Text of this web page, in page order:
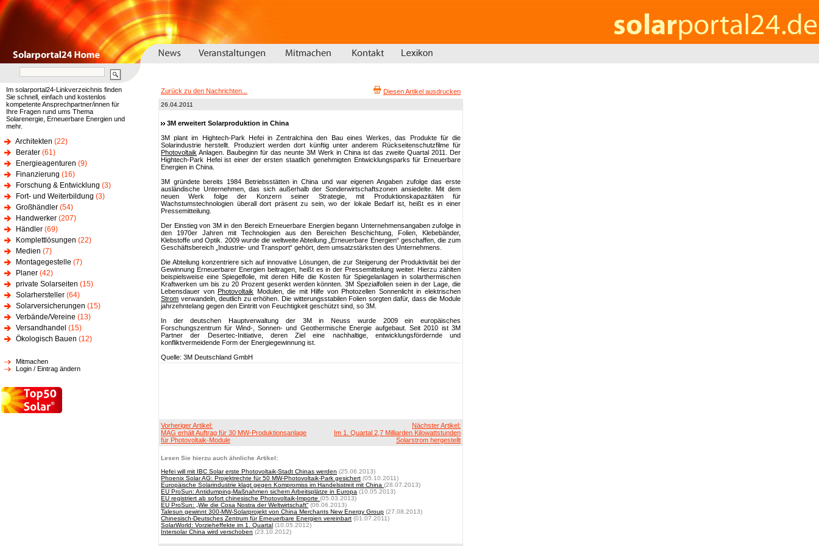
Im solarportal24-Linkverzeichnis finden
Sie schnell, einfach und kostenlos
kompetente Ansprechpartner/innen für
Ihre Fragen rund ums Thema
Solarenergie, Erneuerbare Energien und
mehr.
Architekten (22)
Berater (61)
Energieagenturen (9)
Finanzierung (16)
Forschung & Entwicklung (3)
Fort- und Weiterbildung (3)
Großhändler (54)
Handwerker (207)
Händler (69)
Komplettlösungen (22)
Medien (7)
Montagegestelle (7)
Planer (42)
private Solarseiten (15)
Solarhersteller (64)
Solarversicherungen (15)
Verbände/Vereine (13)
Versandhandel (15)
Ökologisch Bauen (12)
Mitmachen
Login / Eintrag ändern
Zurück zu den Nachrichten... Diesen Artikel ausdrucken
26.04.2011
3M erweitert Solarproduktion in China
3M plant im Hightech-Park Hefei in Zentralchina den Bau eines Werkes, das Produkte für die
Solarindustrie herstellt. Produziert werden dort künftig unter anderem Rückseitenschutzfilme für
Photovoltaik Anlagen. Baubeginn für das neunte 3M Werk in China ist das zweite Quartal 2011. Der
Hightech-Park Hefei ist einer der ersten staatlich genehmigten Entwicklungsparks für Erneuerbare
Energien in China.
3M gründete bereits 1984 Betriebsstätten in China und war eigenen Angaben zufolge das erste
ausländische Unternehmen, das sich außerhalb der Sonderwirtschaftszonen ansiedelte. Mit dem
neuen Werk folge der Konzern seiner Strategie, mit Produktionskapazitäten für
Wachstumstechnologien überall dort präsent zu sein, wo der lokale Bedarf ist, heißt es in einer
Pressemitteilung.
Der Einstieg von 3M in den Bereich Erneuerbare Energien begann Unternehmensangaben zufolge in
den 1970er Jahren mit Technologien aus den Bereichen Beschichtung, Folien, Klebebänder,
Klebstoffe und Optik. 2009 wurde die weltweite Abteilung „Erneuerbare Energien“ geschaffen, die zum
Geschäftsbereich „Industrie- und Transport“ gehört, dem umsatzstärksten des Unternehmens.
Die Abteilung konzentriere sich auf innovative Lösungen, die zur Steigerung der Produktivität bei der
Gewinnung Erneuerbarer Energien beitragen, heißt es in der Pressemitteilung weiter. Hierzu zählten
beispielsweise eine Spiegelfolie, mit deren Hilfe die Kosten für Spiegelanlagen in solarthermischen
Kraftwerken um bis zu 20 Prozent gesenkt werden könnten. 3M Spezialfolien seien in der Lage, die
Lebensdauer vonPhotovoltaik Modulen, die mit Hilfe von Photozellen Sonnenlicht in elektrischen
Strom verwandeln, deutlich zu erhöhen. Die witterungsstabilen Folien sorgten dafür, dass die Module
jahrzehntelang gegen den Eintritt von Feuchtigkeit geschützt sind, so 3M.
In der deutschen Hauptverwaltung der 3M in Neuss wurde 2009 ein europäisches
Forschungszentrum für Wind-, Sonnen- und Geothermische Energie aufgebaut. Seit 2010 ist 3M
Partner der Desertec-Initiative, deren Ziel eine nachhaltige, entwicklungsfördernde und
konfliktvermeidende Form der Energiegewinnung ist.
Quelle: 3M Deutschland GmbH
Vorheriger Artikel:
MAG erhält Auftrag für 30 MW-Produktionsanlage
für Photovoltaik-Module
Nächster Artikel:
Im 1. Quartal 2,7 Milliarden Kilowattstunden
Solarstrom hergestellt
Lesen Sie hierzu auch ähnliche Artikel:
Hefei will mit IBC Solar erste Photovoltaik-Stadt Chinas werden (25.06.2013)
Phoenix Solar AG: Projektrechte für 50 MW-Photovoltaik-Park gesichert (05.10.2011)
Europäische Solarindustrie klagt gegen Kompromiss im Handelsstreit mit China (28.07.2013)
EU ProSun: Antidumping-Maßnahmen sichern Arbeitsplätze in Europa (10.05.2013)
EU registriert ab sofort chinesische Photovoltaik-Importe (05.03.2013)
EU ProSun: „Wie die Cosa Nostra der Weltwirtschaft“ (06.06.2013)
Talesun gewinnt 300-MW-Solarprojekt von China Merchants New Energy Group (27.08.2013)
Chinesisch-Deutsches Zentrum für Erneuerbare Energien vereinbart (01.07.2011)
SolarWorld: Vorzieheffekte im 1. Quartal (10.05.2012)
Intersolar China wird verschoben (23.10.2012)